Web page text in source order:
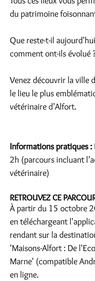
du patrimoine
Que reste-t-il
comment ont-ils évolué
Venez découvrir la ville
le lieu le plus
vétérinaire d’Alfort.
Informations pratiques :
2h (parcours incluant
vétérinaire)
RETROUVEZ CE
À partir du 15 octobre
en téléchargeant
rendant sur la
'Maisons-Alfort : De
Marne' (compatible
en ligne.